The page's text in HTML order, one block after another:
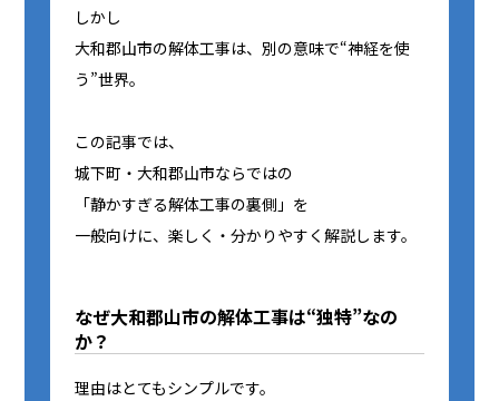
しかし――
大和郡山市の解体工事は、別の意味で“神経を使
う”世界。
この記事では、
城下町・大和郡山市ならではの
「静かすぎる解体工事の裏側」を
一般向けに、楽しく・分かりやすく解説します。
なぜ大和郡山市の解体工事は“独特”なの
か？
理由はとてもシンプルです。